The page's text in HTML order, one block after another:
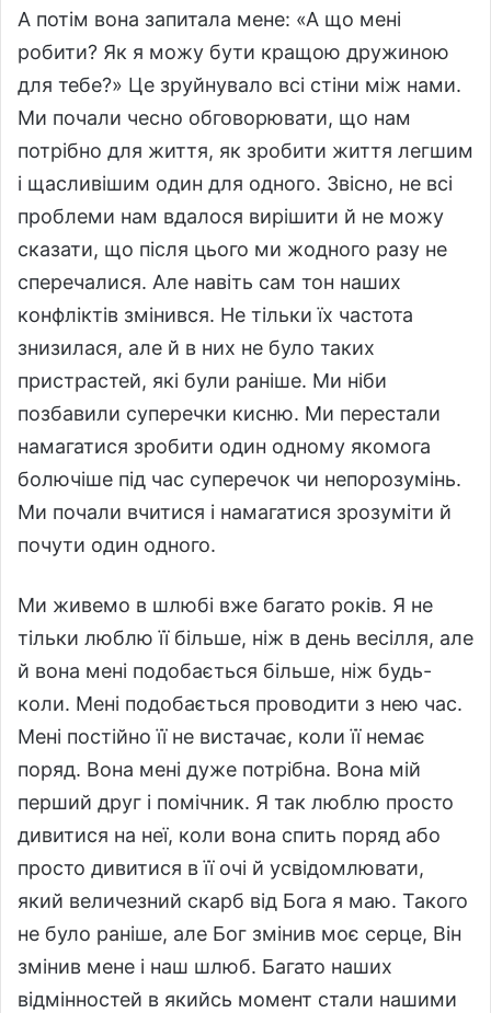
А потім вона запитала мене: «А що мені
робити? Як я можу бути кращою дружиною
для тебе?» Це зруйнувало всі стіни між нами.
Ми почали чесно обговорювати, що нам
потрібно для життя, як зробити життя легшим
і щасливішим один для одного. Звісно, не всі
проблеми нам вдалося вирішити й не можу
сказати, що після цього ми жодного разу не
сперечалися. Але навіть сам тон наших
конфліктів змінився. Не тільки їх частота
знизилася, але й в них не було таких
пристрастей, які були раніше. Ми ніби
позбавили суперечки кисню. Ми перестали
намагатися зробити один одному якомога
болючіше під час суперечок чи непорозумінь.
Ми почали вчитися і намагатися зрозуміти й
почути один одного.
Ми живемо в шлюбі вже багато років. Я не
тільки люблю її більше, ніж в день весілля, але
й вона мені подобається більше, ніж будь-
коли. Мені подобається проводити з нею час.
Мені постійно її не вистачає, коли її немає
поряд. Вона мені дуже потрібна. Вона мій
перший друг і помічник. Я так люблю просто
дивитися на неї, коли вона спить поряд або
просто дивитися в її очі й усвідомлювати,
який величезний скарб від Бога я маю. Такого
не було раніше, але Бог змінив моє серце, Він
змінив мене і наш шлюб. Багато наших
відмінностей в якийсь момент стали нашими